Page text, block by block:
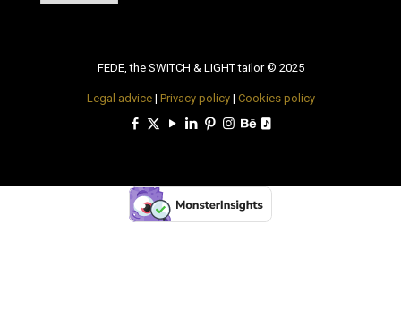
FEDE, the SWITCH & LIGHT tailor © 2025
Legal advice| Privacy policy| Cookies policy